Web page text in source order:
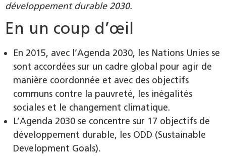
développement durable 2030.
En un coup d’œil
En 2015, avec l’Agenda 2030, les Nations Unies se
sont accordées sur un cadre global pour agir de
manière coordonnée et avec des objectifs
communs contre la pauvreté, les inégalités
sociales et le changement climatique.
L’Agenda 2030 se concentre sur 17 objectifs de
développement durable, les ODD (Sustainable
Development Goals).